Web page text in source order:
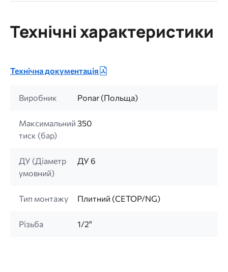
Технічні характеристики
Технічна документація
Виробник Ponar (Польща)
Максимальний
тиск (бар)
350
ДУ (Діаметр
умовний)
ДУ 6
Тип монтажу Плитний (CETOP/NG)
Різьба 1/2"